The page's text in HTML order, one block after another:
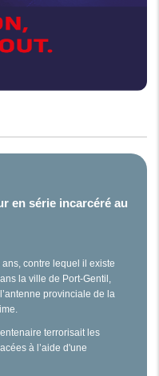
en série incarcéré au
contre lequel il existe
la ville de Port-Gentil,
provinciale de la
terrorisait les
à l’aide d'une